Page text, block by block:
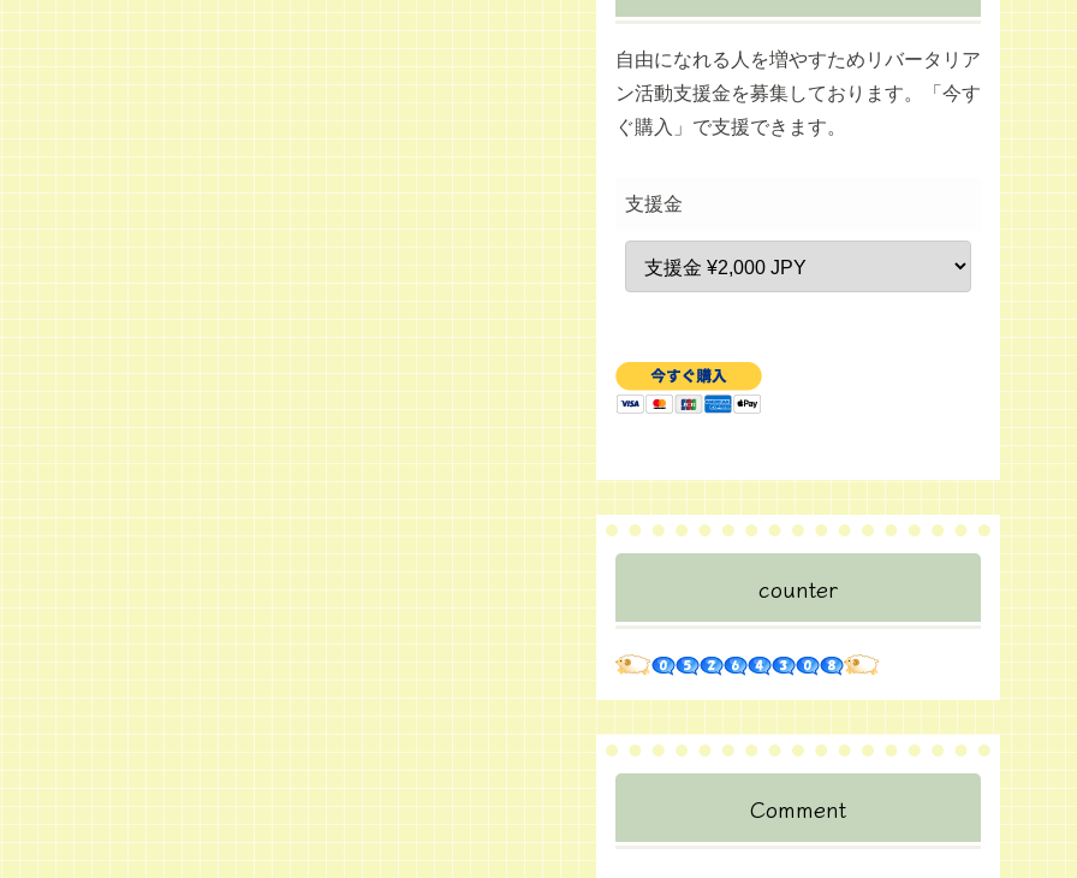
自由になれる人を増やすためリバータリア
ン活動支援金を募集しております。「今す
ぐ購入」で支援できます。
支援金
counter
Comment